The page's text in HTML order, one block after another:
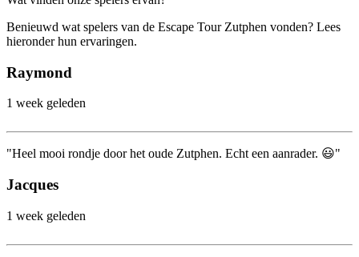
Benieuwd wat spelers van de Escape Tour Zutphen vonden? Lees
hieronder hun ervaringen.
Raymond
1 week geleden
"Heel mooi rondje door het oude Zutphen. Echt een aanrader. 😃"
Jacques
1 week geleden